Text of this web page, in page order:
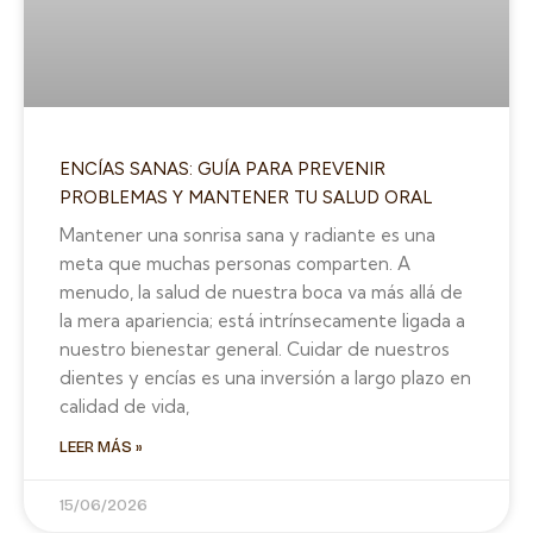
ENCÍAS SANAS: GUÍA PARA PREVENIR
PROBLEMAS Y MANTENER TU SALUD ORAL
Mantener una sonrisa sana y radiante es una
meta que muchas personas comparten. A
menudo, la salud de nuestra boca va más allá de
la mera apariencia; está intrínsecamente ligada a
nuestro bienestar general. Cuidar de nuestros
dientes y encías es una inversión a largo plazo en
calidad de vida,
LEER MÁS »
15/06/2026